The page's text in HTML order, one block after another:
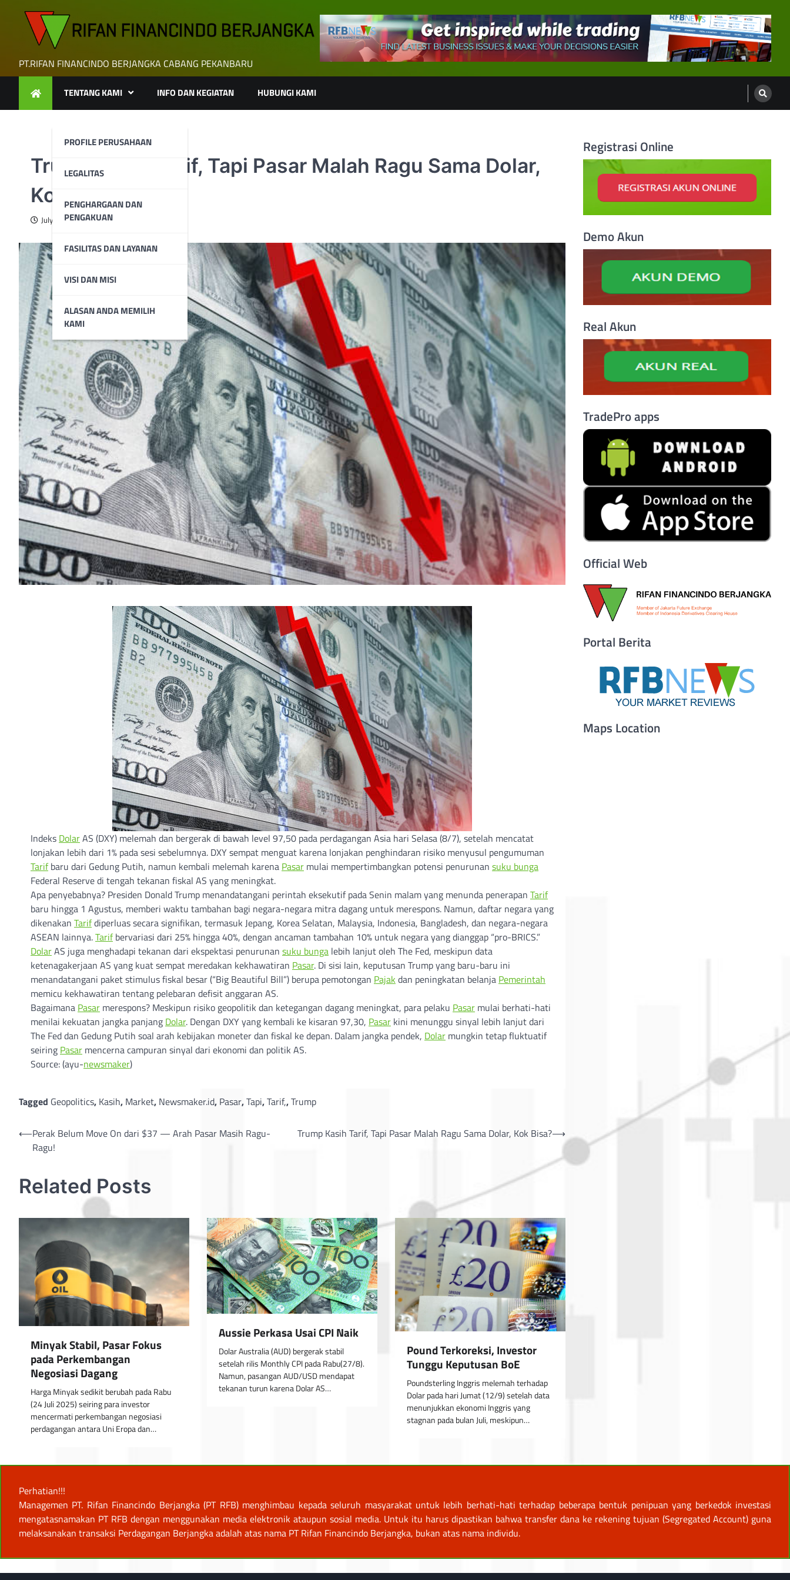
PT.RIFAN FINANCINDO BERJANGKA CABANG PEKANBARU
TENTANG KAMI
PROFILE PERUSAHAAN
LEGALITAS
PENGHARGAAN DAN
PENGAKUAN
FASILITAS DAN LAYANAN
VISI DAN MISI
ALASAN ANDA MEMILIH
KAMI
INFO DAN KEGIATAN HUBUNGI KAMI
Trump Kasih Tarif, Tapi Pasar Malah Ragu Sama Dolar,
Kok Bisa?
July 8, 2025
Indeks DolarAS (DXY) melemah dan bergerak di bawah level 97,50 pada perdagangan Asia hari Selasa (8/7), setelah mencatat
lonjakan lebih dari 1% pada sesi sebelumnya. DXY sempat menguat karena lonjakan penghindaran risiko menyusul pengumuman
Tarifbaru dari Gedung Putih, namun kembali melemah karena Pasar mulai mempertimbangkan potensi penurunan suku bunga
Federal Reserve di tengah tekanan fiskal AS yang meningkat.
Apa penyebabnya? Presiden Donald Trump menandatangani perintah eksekutif pada Senin malam yang menunda penerapan Tarif
baru hingga 1 Agustus, memberi waktu tambahan bagi negara-negara mitra dagang untuk merespons. Namun, daftar negara yang
dikenakan Tarifdiperluas secara signifikan, termasuk Jepang, Korea Selatan, Malaysia, Indonesia, Bangladesh, dan negara-negara
ASEAN lainnya.Tarifbervariasi dari 25% hingga 40%, dengan ancaman tambahan 10% untuk negara yang dianggap “pro-BRICS.”
DolarAS juga menghadapi tekanan dari ekspektasi penurunan suku bunga lebih lanjut oleh The Fed, meskipun data
ketenagakerjaan AS yang kuat sempat meredakan kekhawatiran Pasar. Di sisi lain, keputusan Trump yang baru-baru ini
menandatangani paket stimulus fiskal besar (“Big Beautiful Bill”) berupa pemotongan Pajak dan peningkatan belanja Pemerintah
memicu kekhawatiran tentang pelebaran defisit anggaran AS.
Bagaimana Pasar merespons? Meskipun risiko geopolitik dan ketegangan dagang meningkat, para pelaku Pasar mulai berhati-hati
menilai kekuatan jangka panjang Dolar. Dengan DXY yang kembali ke kisaran 97,30, Pasar kini menunggu sinyal lebih lanjut dari
The Fed dan Gedung Putih soal arah kebijakan moneter dan fiskal ke depan. Dalam jangka pendek, Dolar mungkin tetap fluktuatif
seiring Pasar mencerna campuran sinyal dari ekonomi dan politik AS.
Source: (ayu-newsmaker)
Tagged Geopolitics, Kasih, Market, Newsmaker.id, Pasar,Tapi,Tarif,,Trump
Post
navigation
⟵Perak Belum Move On dari $37 — Arah Pasar Masih Ragu-
Ragu!
Trump Kasih Tarif, Tapi Pasar Malah Ragu Sama Dolar, Kok Bisa?⟶
Related Posts
Minyak Stabil, Pasar Fokus
pada Perkembangan
Negosiasi Dagang
Harga Minyak sedikit berubah pada Rabu
(24 Juli 2025) seiring para investor
mencermati perkembangan negosiasi
perdagangan antara Uni Eropa dan…
Aussie Perkasa Usai CPI Naik
Dolar Australia (AUD) bergerak stabil
setelah rilis Monthly CPI pada Rabu(27/8).
Namun, pasangan AUD/USD mendapat
tekanan turun karena Dolar AS…
Pound Terkoreksi, Investor
Tunggu Keputusan BoE
Poundsterling Inggris melemah terhadap
Dolar pada hari Jumat (12/9) setelah data
menunjukkan ekonomi Inggris yang
stagnan pada bulan Juli, meskipun…
Registrasi Online
Demo Akun
Real Akun
TradePro apps
Official Web
Portal Berita
Maps Location
Perhatian!!!
Managemen PT. Rifan Financindo Berjangka (PT RFB) menghimbau kepada seluruh masyarakat untuk lebih berhati-hati terhadap beberapa bentuk penipuan yang berkedok investasi
mengatasnamakan PT RFB dengan menggunakan media elektronik ataupun sosial media. Untuk itu harus dipastikan bahwa transfer dana ke rekening tujuan (Segregated Account) guna
melaksanakan transaksi Perdagangan Berjangka adalah atas nama PT Rifan Financindo Berjangka, bukan atas nama individu.